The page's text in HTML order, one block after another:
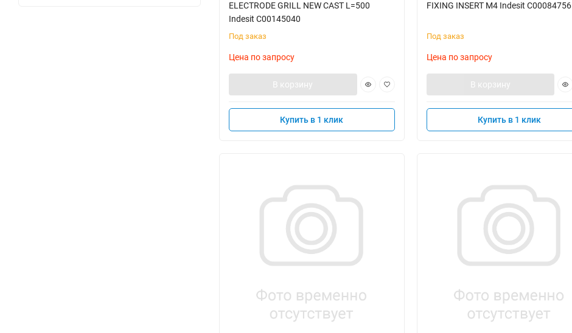
ELECTRODE GRILL NEW CAST L=500
Indesit C00145040
Под заказ
Цена по запросу
В корзину
Купить в 1 клик
FIXING INSERT M4 Indesit C00084756
Под заказ
Цена по запросу
В корзину
Купить в 1 клик